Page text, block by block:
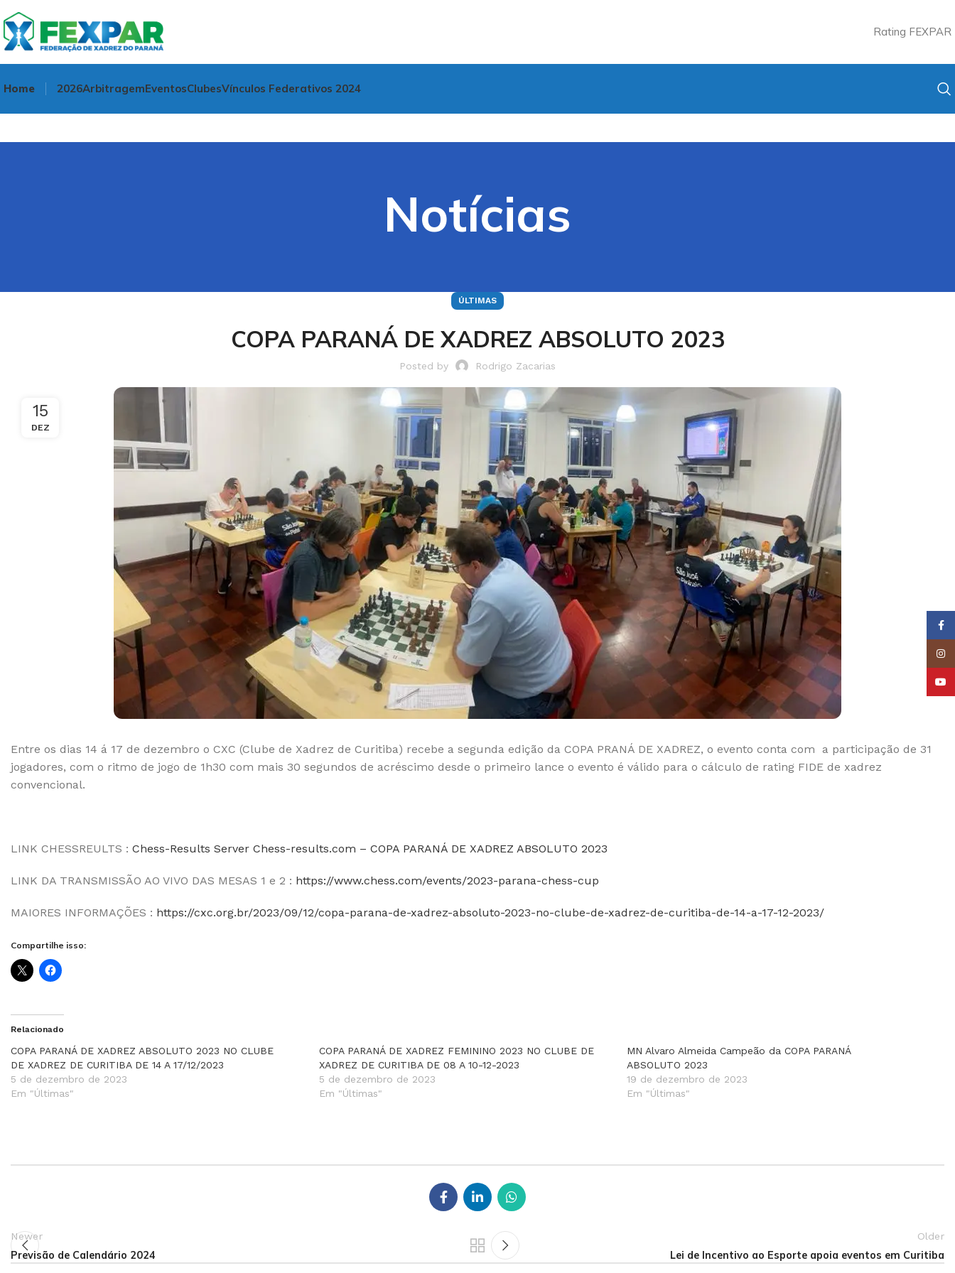
Rating FEXPAR
Home 2026ArbitragemEventosClubesVínculos Federativos 2024
Notícias
ÚLTIMAS
COPA PARANÁ DE XADREZ ABSOLUTO 2023
Posted by Rodrigo Zacarias
15
DEZ
Entre os dias 14 á 17 de dezembro o CXC (Clube de Xadrez de Curitiba) recebe a segunda edição da COPA PRANÁ DE XADREZ, o evento conta com a participação de 31
jogadores, com o ritmo de jogo de 1h30 com mais 30 segundos de acréscimo desde o primeiro lance o evento é válido para o cálculo de rating FIDE de xadrez
convencional.
LINK CHESSREULTS : Chess-Results Server Chess-results.com – COPA PARANÁ DE XADREZ ABSOLUTO 2023
LINK DA TRANSMISSÃO AO VIVO DAS MESAS 1 e 2 : https://www.chess.com/events/2023-parana-chess-cup
MAIORES INFORMAÇÕES : https://cxc.org.br/2023/09/12/copa-parana-de-xadrez-absoluto-2023-no-clube-de-xadrez-de-curitiba-de-14-a-17-12-2023/
Compartilhe isso:
Relacionado
COPA PARANÁ DE XADREZ ABSOLUTO 2023 NO CLUBE
DE XADREZ DE CURITIBA DE 14 A 17/12/2023
5 de dezembro de 2023
Em "Últimas"
COPA PARANÁ DE XADREZ FEMININO 2023 NO CLUBE DE
XADREZ DE CURITIBA DE 08 A 10-12-2023
5 de dezembro de 2023
Em "Últimas"
MN Alvaro Almeida Campeão da COPA PARANÁ
ABSOLUTO 2023
19 de dezembro de 2023
Em "Últimas"
Newer
Previsão de Calendário 2024
Older
Lei de Incentivo ao Esporte apoia eventos em Curitiba